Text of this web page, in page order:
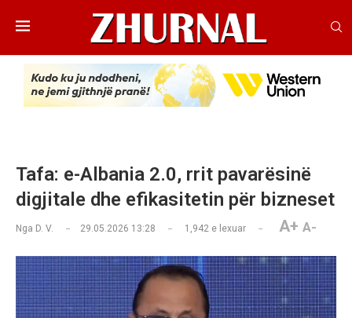
Tafa: e-Albania 2.0, rrit pavarësinë
digjitale dhe efikasitetin për bizneset
Nga D. V. 29.05.2026 13:28 1,942 e lexuar A+ A-